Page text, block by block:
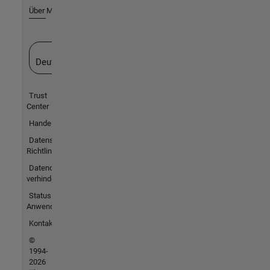
Über MathWorks
Deutschland
Trust
Center
Handelsmarken
Datenschutz-
Richtlinien
Datendiebstahl
verhindern
Status von
Anwendungen
Kontakt
©
1994-
2026